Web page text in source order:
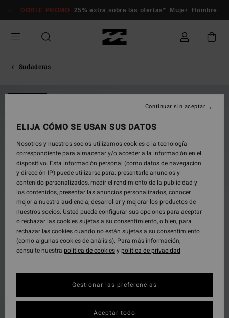
información
DOBLE PROMO 25% extra sobre las ofertas* Mujer Hombre
Sudaderas
ELIJA CÓMO SE USAN SUS DATOS
Nosotros y nuestros socios utilizamos cookies o la tecnología
correspondiente para almacenar y/o acceder a la información en el
dispositivo. Esta información personal (como datos de navegación
y dirección IP) puede utilizarse para: presentarle anuncios y
contenido personalizados, medir el rendimiento de la publicidad y
los contenidos, presentar las anuncios personalizados, conocer
mejor a nuestra audiencia, desarrollar y mejorar los productos de
nuestros socios. Usted puede configurar sus opciones para aceptar
o rechazar las cookies sujetas a su consentimiento, o bien, para
rechazar las cookies cuando no están sujetas a su consentimiento
(como algunas cookies de análisis). Para más información,
consulte nuestra política de cookiesypolítica de privacidad
Gestionar las preferencias
Continuar sin aceptar
Aceptar todo